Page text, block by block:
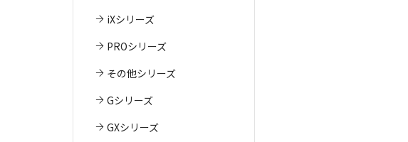
iXシリーズ
PROシリーズ
その他シリーズ
Gシリーズ
GXシリーズ